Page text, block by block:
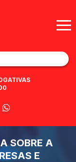
SOBRE A
E